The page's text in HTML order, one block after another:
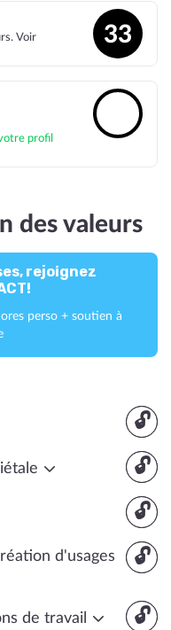
Voir
33
profil
des valeurs
rejoignez
perso + soutien à
🔓
🔓
🔓
🔓
d'usages
🔓
de travail